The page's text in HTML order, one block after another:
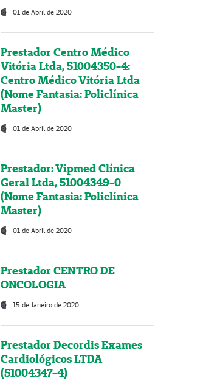
01 de Abril de 2020
Prestador Centro Médico
Vitória Ltda, 51004350-4:
Centro Médico Vitória Ltda
(Nome Fantasia: Policlínica
Master)
01 de Abril de 2020
Prestador: Vipmed Clínica
Geral Ltda, 51004349-0
(Nome Fantasia: Policlínica
Master)
01 de Abril de 2020
Prestador CENTRO DE
ONCOLOGIA
15 de Janeiro de 2020
Prestador Decordis Exames
Cardiológicos LTDA
(51004347-4)